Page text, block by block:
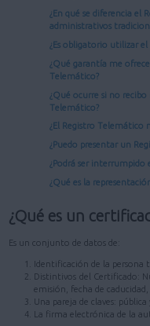
¿En qué se diferencia el
administrativos
¿Es obligatorio utilizar
¿Qué garantía me
Telemático?
¿Qué ocurre si no
Telemático?
¿El Registro Telemático
¿Puedo presentar un
¿Podrá ser interrumpido
¿Qué es la
¿Qué es un
Es un conjunto de datos de:
Identificación de la persona
Distintivos del Certificado:
emisión, fecha de caducidad,
Una pareja de claves: pública
La firma electrónica de la